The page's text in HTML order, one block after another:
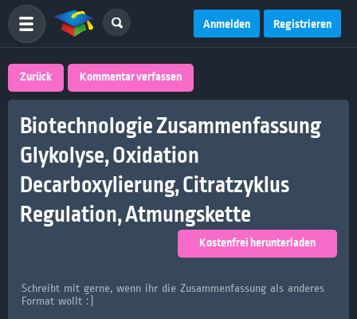
Anmelden Registrieren
Zurück Kommentar verfassen
Biotechnologie Zusammenfassung
Glykolyse, Oxidation
Decarboxylierung, Citratzyklus
Regulation, Atmungskette
Kostenfrei herunterladen
Schreibt mit gerne, wenn ihr die Zusammenfassung als anderes
Format wollt :)